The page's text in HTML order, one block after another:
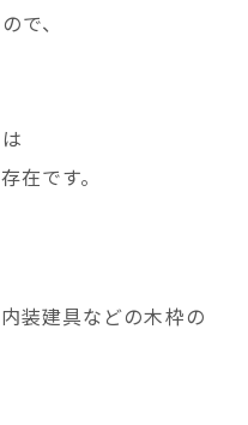
で、
在です。
装建具などの木枠の